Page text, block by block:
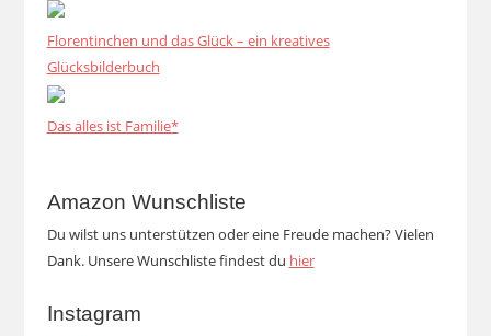
Florentinchen und das Glück – ein kreatives
Glücksbilderbuch
Das alles ist Familie*
Amazon Wunschliste
Du wilst uns unterstützen oder eine Freude machen? Vielen
Dank. Unsere Wunschliste findest du hier
Instagram